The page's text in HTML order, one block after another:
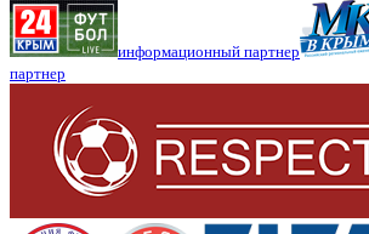
информационный партнер
партнер